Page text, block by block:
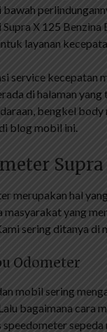
X 125 Benzina
layanan
service kecepatan
di halaman
bengkel
blog mobil ini.
Supra
merupakan hal
yang
sering ditanya di
Odometer
mobil sering
bagaimana
speedometer